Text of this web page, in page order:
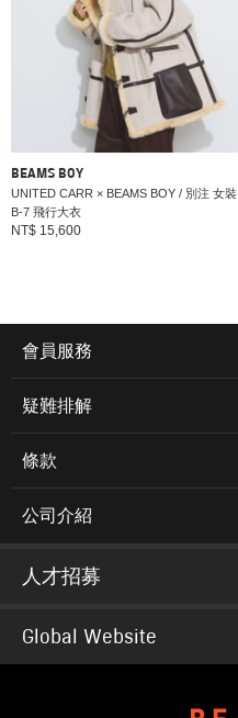
BEAMS BOY
UNITED CARR × BEAMS BOY / 別注 女裝
B-7 飛行大衣
NT$ 15,600
會員服務
疑難排解
條款
公司介紹
人才招募
Global Website